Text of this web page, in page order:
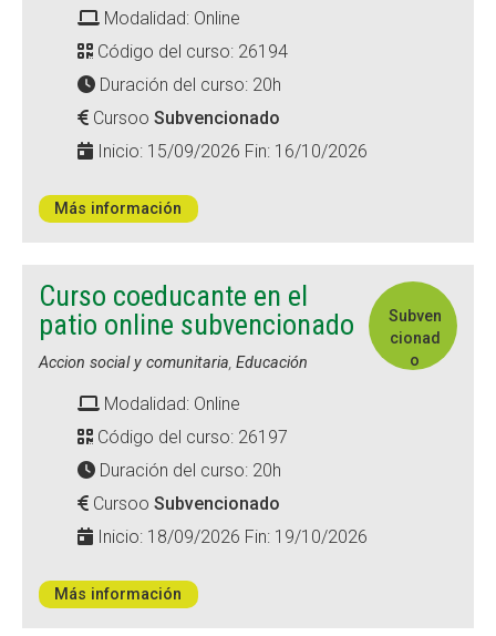
Modalidad: Online
Código del curso: 26194
Duración del curso: 20h
Cursoo Subvencionado
Inicio: 15/09/2026 Fin: 16/10/2026
Más información
Curso coeducante en el
patio online subvencionado
Accion social y comunitaria, Educación
Modalidad: Online
Código del curso: 26197
Duración del curso: 20h
Cursoo Subvencionado
Inicio: 18/09/2026 Fin: 19/10/2026
Más información
Subven
cionad
o